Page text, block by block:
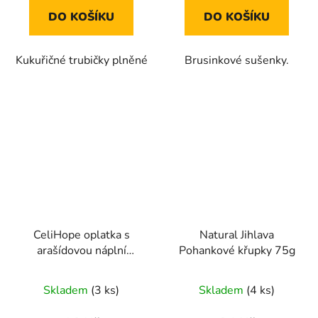
z
DO KOŠÍKU
Kukuřičné trubičky plněné
z
DO KOŠÍKU
Brusinkové sušenky.
CeliHope oplatka s
arašídovou náplní
hodnocení
Skladem (3 ks)
Natural Jihlava
Pohankové křupky 75g
hodnocení
Skladem (4 ks)